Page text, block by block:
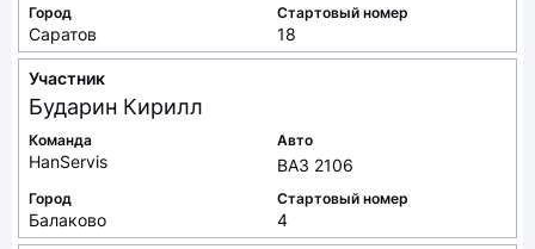
Город
Саратов
Стартовый номер
18
Участник
Бударин Кирилл
Команда
HanServis
Авто
ВАЗ 2106
Город
Балаково
Стартовый номер
4